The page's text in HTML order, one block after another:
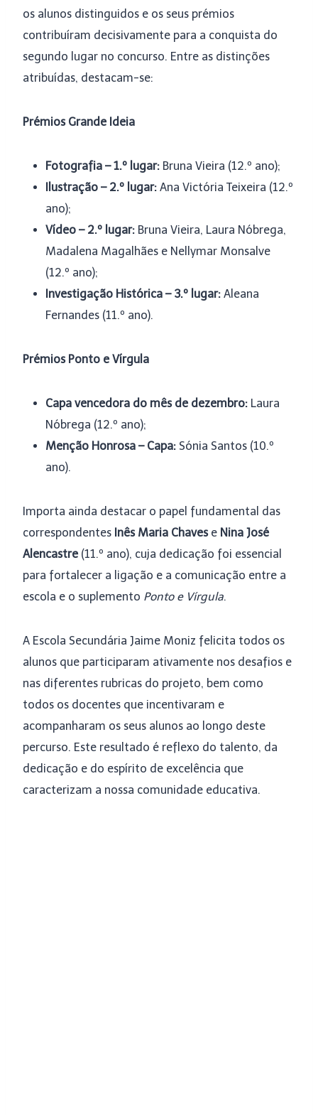
os alunos distinguidos e os seus prémios
contribuíram decisivamente para a conquista do
segundo lugar no concurso. Entre as distinções
atribuídas, destacam-se:
Prémios Grande Ideia
Fotografia – 1.º lugar: Bruna Vieira (12.º ano);
Ilustração – 2.º lugar: Ana Victória Teixeira (12.º
ano);
Vídeo – 2.º lugar: Bruna Vieira, Laura Nóbrega,
Madalena Magalhães e Nellymar Monsalve
(12.º ano);
Investigação Histórica – 3.º lugar: Aleana
Fernandes (11.º ano).
Prémios Ponto e Vírgula
Capa vencedora do mês de dezembro: Laura
Nóbrega (12.º ano);
Menção Honrosa – Capa: Sónia Santos (10.º
ano).
Importa ainda destacar o papel fundamental das
correspondentes Inês Maria Chavese Nina José
Alencastre(11.º ano), cuja dedicação foi essencial
para fortalecer a ligação e a comunicação entre a
escola e o suplemento Ponto e Vírgula.
A Escola Secundária Jaime Moniz felicita todos os
alunos que participaram ativamente nos desafios e
nas diferentes rubricas do projeto, bem como
todos os docentes que incentivaram e
acompanharam os seus alunos ao longo deste
percurso. Este resultado é reflexo do talento, da
dedicação e do espírito de excelência que
caracterizam a nossa comunidade educativa.